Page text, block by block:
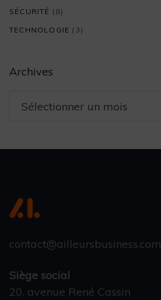
SÉCURITÉ (8)
TECHNOLOGIE (3)
Archives
contact@ailleursbusiness.com
Siège social
20, avenue René Cassin